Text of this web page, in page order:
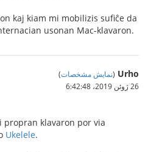
kaj kiam mi mobilizis sufiĉe da
usonan Mac-klavaron.
Urho
(نمایش مشخصات)
26 ژوئن 2019،‏ 6:42:48
propran klavaron por via
Ukelele.